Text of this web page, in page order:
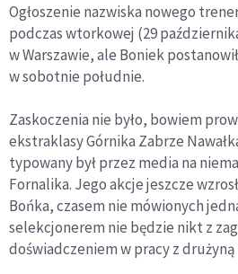
Ogłoszenie nazwiska nowego
podczas wtorkowej (29
w Warszawie, ale Boniek
w sobotnie południe.
Zaskoczenia nie było, bowiem
ekstraklasy Górnika Zabrze
typowany był przez media na
Fornalika. Jego akcje jeszcze
Bońka, czasem nie mówionych
selekcjonerem nie będzie nikt z
doświadczeniem w pracy z